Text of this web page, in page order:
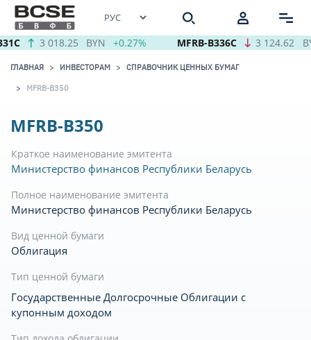
3 018.25 BYN +0.27% MFRB-B336C 3 124.62
ГЛАВНАЯ ИНВЕСТОРАМ СПРАВОЧНИК ЦЕННЫХ БУМАГ
MFRB-B350
MFRB-B350
Краткое наименование эмитента
Министерство финансов Республики Беларусь
Полное наименование эмитента
Министерство финансов Республики Беларусь
Вид ценной бумаги
Облигация
Тип ценной бумаги
Государственные Долгосрочные Облигации с
купонным доходом